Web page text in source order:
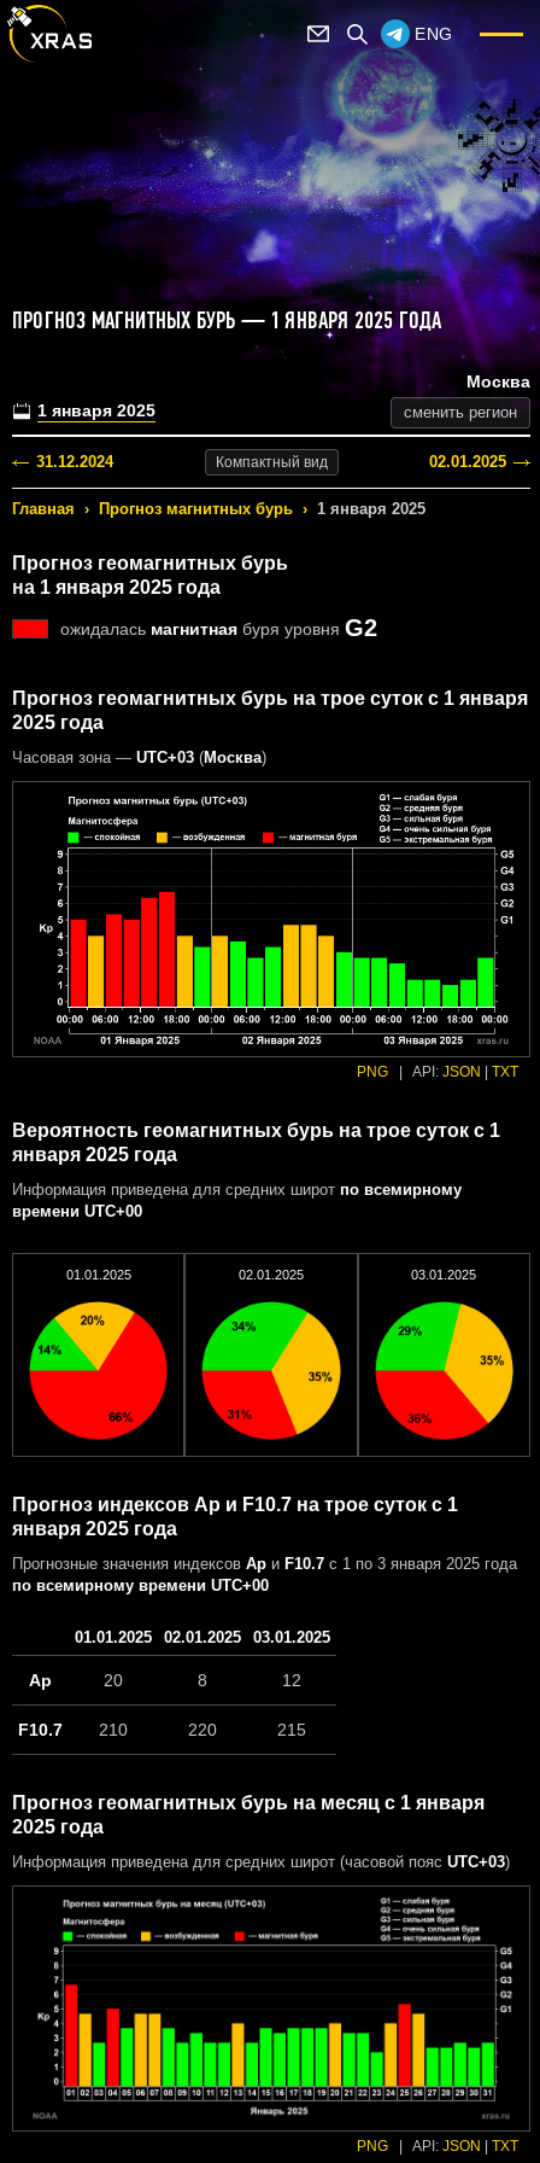
ENG
ПРОГНОЗ МАГНИТНЫХ БУРЬ — 1 ЯНВАРЯ 2025 ГОДА
1 января 2025
Москва
сменить регион
31.12.2024 Компактный вид 02.01.2025
Главная › Прогноз магнитных бурь › 1 января 2025
Прогноз геомагнитных бурь
на 1 января 2025 года
ожидалась магнитная буря уровня G2
Прогноз геомагнитных бурь на трое суток с 1 января
2025 года
Часовая зона — UTC+03 (Москва)
PNG API: JSON TXT
Вероятность геомагнитных бурь на трое суток с 1
января 2025 года
Информация приведена для средних широт по всемирному
времени UTC+00
01.01.2025 02.01.2025 03.01.2025
Прогноз индексов Ap и F10.7 на трое суток с 1
января 2025 года
Прогнозные значения индексов Ap и F10.7 с 1 по 3 января 2025 года
по всемирному времени UTC+00
01.01.2025 02.01.2025 03.01.2025
Ap 20 8 12
F10.7 210 220 215
Прогноз геомагнитных бурь на месяц с 1 января
2025 года
Информация приведена для средних широт (часовой пояс UTC+03)
PNG API: JSON TXT